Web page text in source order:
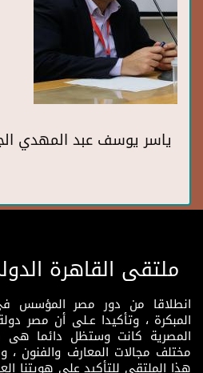
ياسر يوسف عبد المهدي
ملتقى القاهرة
انطلاقا من دور مصر المؤسس فى
المبكرة ، وتأكيدا عـلى أن مصر
المصرية كانت وستظل دائما هى
مختلف مجالات المعارف والفنون
هذا الملتقى للتأكيد على هويتنا